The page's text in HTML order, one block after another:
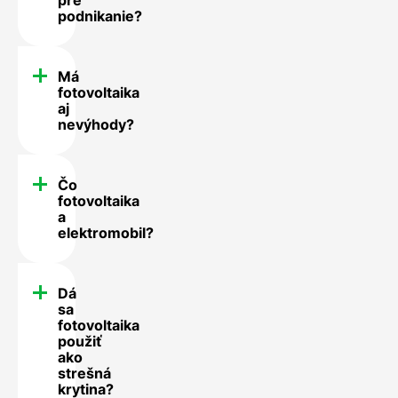
podnikanie?
Má
fotovoltaika
aj
nevýhody?
Čo
fotovoltaika
a
elektromobil?
Dá
sa
fotovoltaika
použiť
ako
strešná
krytina?